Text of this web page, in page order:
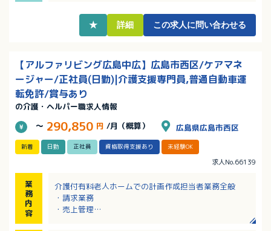
完備でマイカー通勤もOK！
★ 詳細 この求人に問い合わせる
【アルファリビング広島中広】広島市西区/ケアマネ
ージャー/正社員(日勤)|介護支援専門員,普通自動車運
転免許/賞与あり
の介護・ヘルパー職求人情報
～ 290,850 円 /月（概算） 広島県広島市西区
新着 日勤 正社員 資格取得支援あり 未経験OK
求人No.66139
業
務
内
容
介護付有料老人ホームでの計画作成担当者業務全般
・請求業務
・売上管理